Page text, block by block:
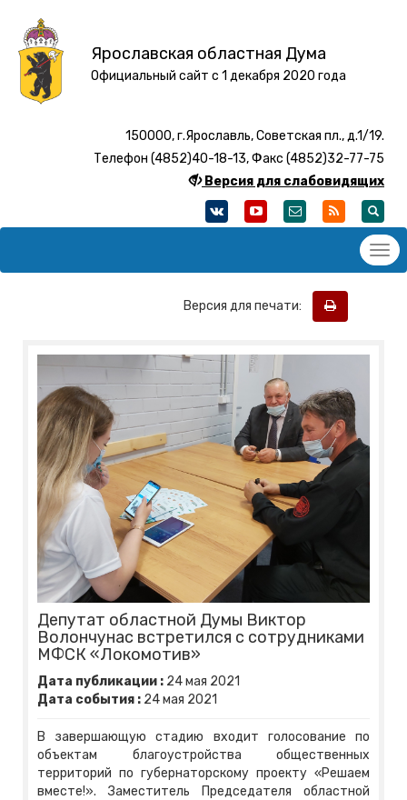
Ярославская областная Дума
Официальный сайт с 1 декабря 2020 года
150000, г.Ярославль, Советская пл., д.1/19.
Телефон (4852)40-18-13, Факс (4852)32-77-75
Версия для слабовидящих
Версия для печати:
Депутат областной Думы Виктор
Волончунас встретился с сотрудниками
МФСК «Локомотив»
Дата публикации : 24мая 2021
Дата события : 24мая 2021
В завершающую стадию входит голосование по
объектам благоустройства общественных
территорий по губернаторскому проекту «Решаем
вместе!». Заместитель Председателя областной